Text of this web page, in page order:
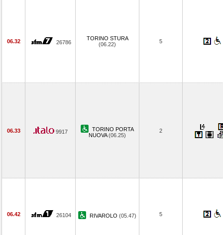
06.32 26786
TORINO STURA
(06.22)
5
06.33 9917
TORINO PORTA
NUOVA(06.25)
2
06.42 26104 RIVAROLO (05.47) 5